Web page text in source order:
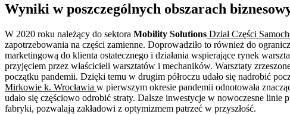
Wyniki w poszczególnych obszarach
W 2020 roku należący do sektora Mobility Solutions Dział Części
zapotrzebowania na części zamienne. Doprowadziło to również do
marketingową do klienta ostatecznego i działania wspierające rynek
przyjęciem przez właścicieli warsztatów i mechaników. Warsztaty
początku pandemii. Dzięki temu w drugim półroczu udało się nadrobić
Mirkowie k. Wrocławia w pierwszym okresie pandemii odnotowała
udało się częściowo odrobić straty. Dalsze inwestycje w nowoczesne
fabryki, pozwalają zakładowi z optymizmem patrzeć w przyszłość.